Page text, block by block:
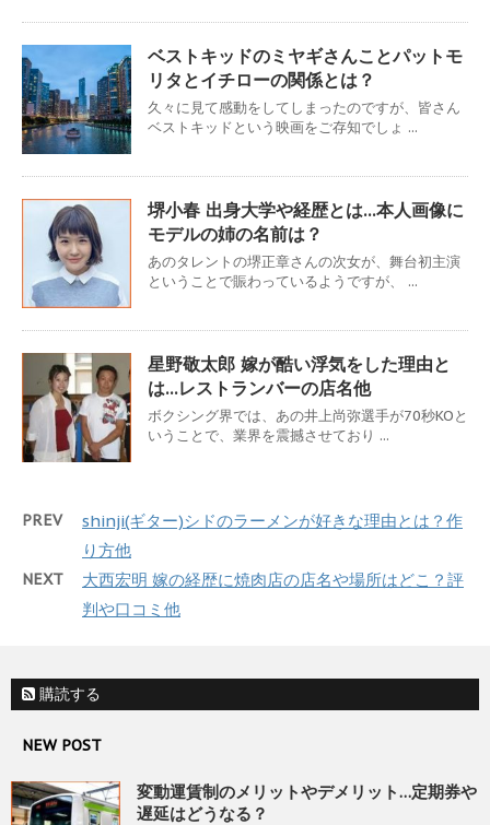
ベストキッドのミヤギさんことパットモ
リタとイチローの関係とは？
久々に見て感動をしてしまったのですが、皆さん
ベストキッドという映画をご存知でしょ ...
堺小春 出身大学や経歴とは…本人画像に
モデルの姉の名前は？
あのタレントの堺正章さんの次女が、舞台初主演
ということで賑わっているようですが、 ...
星野敬太郎 嫁が酷い浮気をした理由と
は…レストランバーの店名他
ボクシング界では、あの井上尚弥選手が70秒KOと
いうことで、業界を震撼させており ...
PREV
shinji(ギター)シドのラーメンが好きな理由とは？作
り方他
NEXT
大西宏明 嫁の経歴に焼肉店の店名や場所はどこ？評
判や口コミ他
購読する
NEW POST
変動運賃制のメリットやデメリット…定期券や
遅延はどうなる？